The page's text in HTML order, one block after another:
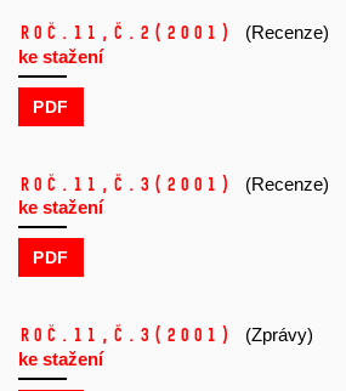
Roč.11, č.2 (2001)
(Recenze)
ke stažení
PDF
Roč.11, č.3 (2001)
(Recenze)
ke stažení
PDF
Roč.11, č.3 (2001)
(Zprávy)
ke stažení